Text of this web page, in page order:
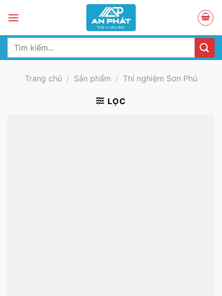
Tìm
Trang chủ / Sản phẩm / Thí nghiệm Sơn Phủ
LỌC